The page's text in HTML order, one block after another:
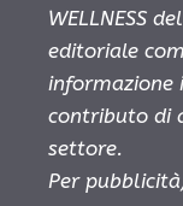
WELLNESS
editoriale
informazione
contributo di
settore.
Per